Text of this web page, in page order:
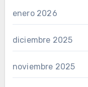
enero 2026
diciembre 2025
noviembre 2025